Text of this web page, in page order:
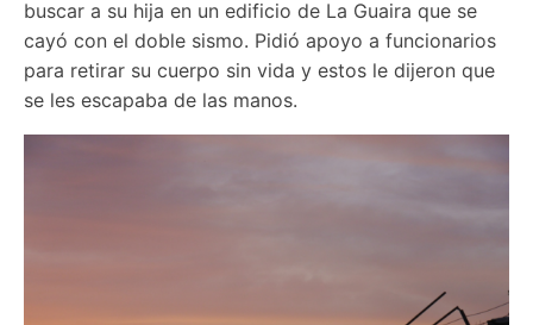
buscar a su hija en un edificio de La Guaira que se
cayó con el doble sismo. Pidió apoyo a funcionarios
para retirar su cuerpo sin vida y estos le dijeron que
se les escapaba de las manos.